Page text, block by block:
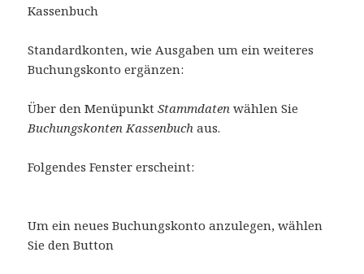
Kassenbuch
Standardkonten, wie Ausgaben um ein weiteres
Buchungskonto ergänzen:
Über den MenüpunktStammdaten wählen Sie
Buchungskonten Kassenbuchaus.
Folgendes Fenster erscheint:
Um ein neues Buchungskonto anzulegen, wählen
Sie den Button